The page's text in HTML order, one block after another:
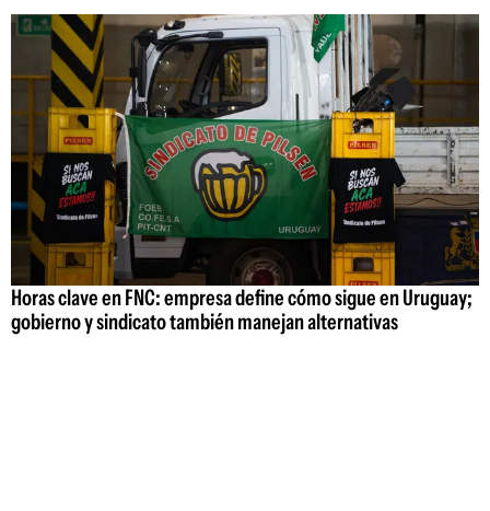
Horas clave en FNC: empresa define cómo sigue en Uruguay;
gobierno y sindicato también manejan alternativas